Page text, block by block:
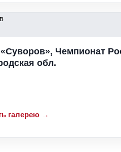
Чемпионат
обл.
галерею →